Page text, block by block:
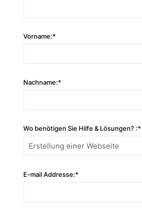
Vorname:*
Nachname:*
Wo benötigen Sie Hilfe & Lösungen? :*
E-mail Addresse:*